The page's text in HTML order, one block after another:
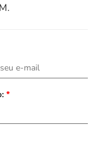
*